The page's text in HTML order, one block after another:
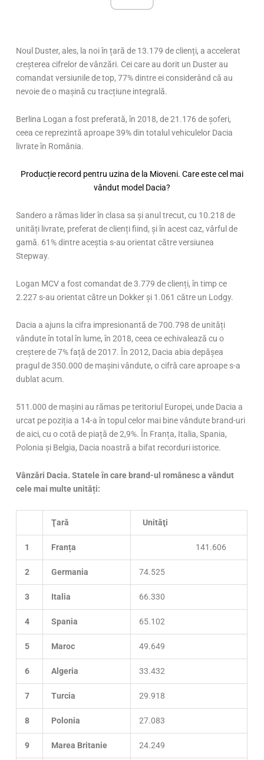
Noul Duster, ales, la noi în țară de 13.179 de clienți, a accelerat
creșterea cifrelor de vânzări. Cei care au dorit un Duster au
comandat versiunile de top, 77% dintre ei considerând că au
nevoie de o mașină cu tracțiune integrală.
Berlina Logan a fost preferată, în 2018, de 21.176 de șoferi,
ceea ce reprezintă aproape 39% din totalul vehiculelor Dacia
livrate în România.
Producție record pentru uzina de la Mioveni. Care este cel mai
vândut model Dacia?
Sandero a rămas lider în clasa sa și anul trecut, cu 10.218 de
unități livrate, preferat de clienți fiind, și în acest caz, vârful de
gamă. 61% dintre aceștia s-au orientat către versiunea
Stepway.
Logan MCV a fost comandat de 3.779 de clienți, în timp ce
2.227 s-au orientat către un Dokker și 1.061 către un Lodgy.
Dacia a ajuns la cifra impresionantă de 700.798 de unități
vândute în total în lume, în 2018, ceea ce echivalează cu o
creștere de 7% față de 2017. În 2012, Dacia abia depășea
pragul de 350.000 de mașini vândute, o cifră care aproape s-a
dublat acum.
511.000 de mașini au rămas pe teritoriul Europei, unde Dacia a
urcat pe poziția a 14-a în topul celor mai bine vândute brand-uri
de aici, cu o cotă de piață de 2,9%. În Franța, Italia, Spania,
Polonia și Belgia, Dacia noastră a bifat recorduri istorice.
Vânzări Dacia. Statele în care brand-ul românesc a vândut
cele mai multe unități:
Ţară Unităţi
1 Franța 141.606
2 Germania 74.525
3 Italia 66.330
4 Spania 65.102
5 Maroc 49.649
6 Algeria 33.432
7 Turcia 29.918
8 Polonia 27.083
9 Marea Britanie 24.249